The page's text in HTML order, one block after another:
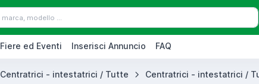
Fiere ed Eventi Inserisci Annuncio FAQ
Centratrici - intestatrici / Tutte Centratrici - intestatrici /